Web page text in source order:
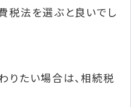
税法を選ぶと良いでし
りたい場合は、相続税